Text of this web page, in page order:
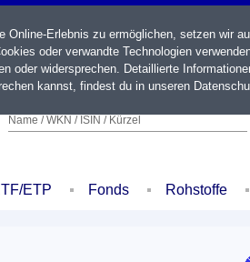
Name / WKN / ISIN / Kürzel
ETP Fonds Rohstoffe
Erlebnis zu ermöglichen, setzen wir
oder verwandte Technologien
oder widersprechen. Detaillierte
kannst, findest du in unseren